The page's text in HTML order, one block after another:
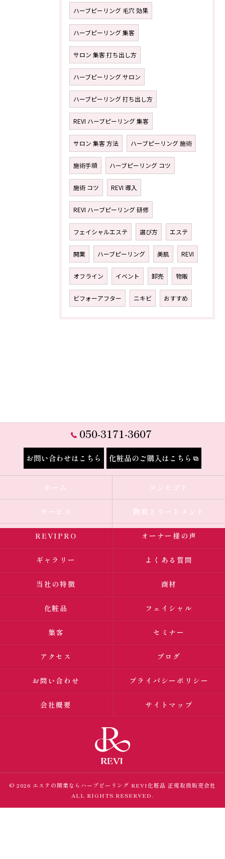
ハーブピーリング 毛穴 効果
ハーブピーリング 集客
サロン 集客 打ち出し方
ハーブピーリング サロン
ハーブピーリング 打ち出し方
REVI ハーブピーリング 集客
サロン 集客 方法 ハーブピーリング 施術
施術手順 ハーブピーリング コツ
施術 コツ REVI 導入
REVI ハーブピーリング 研修
フェイシャルエステ 選び方 エステ
開業 ハーブピーリング 美肌 REVI
オフライン イベント 卸売 物販
ビフォーアフター ニキビ おすすめ
050-3171-3607
お問い合わせはこちら 化粧品のご購入はこちら
ホーム コンセプト
サービス 陶肌トリートメント
REVIPRO オーナー様の声
ギャラリー よくある質問
当社の特徴 商材
化粧品 フェイシャル
集客 セミナー
アクセス ブログ
お問い合わせ プライバシーポリシー
会社概要 サイトマップ
© 2026 エステの開業ならハーブピーリング REVI化粧品 正規取扱販売会社
ALL RIGHTS RESERVED.